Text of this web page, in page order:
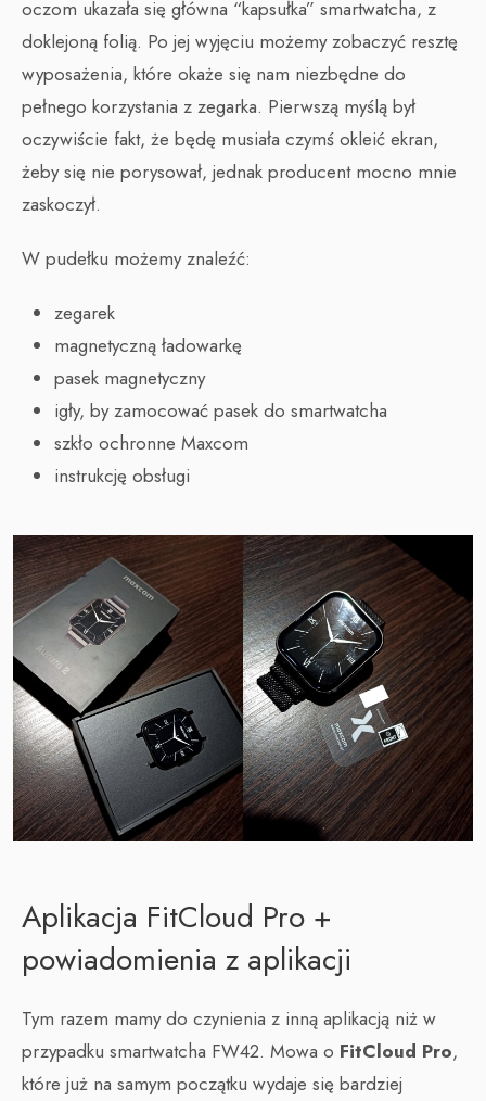
oczom ukazała się główna “kapsułka” smartwatcha, z
doklejoną folią. Po jej wyjęciu możemy zobaczyć resztę
wyposażenia, które okaże się nam niezbędne do
pełnego korzystania z zegarka. Pierwszą myślą był
oczywiście fakt, że będę musiała czymś okleić ekran,
żeby się nie porysował, jednak producent mocno mnie
zaskoczył.
W pudełku możemy znaleźć:
zegarek
magnetyczną ładowarkę
pasek magnetyczny
igły, by zamocować pasek do smartwatcha
szkło ochronne Maxcom
instrukcję obsługi
Aplikacja FitCloud Pro +
powiadomienia z aplikacji
Tym razem mamy do czynienia z inną aplikacją niż w
przypadku smartwatcha FW42. Mowa o FitCloud Pro,
które już na samym początku wydaje się bardziej